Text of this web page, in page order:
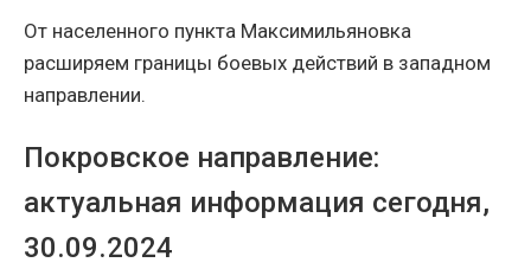
От населенного пункта Максимильяновка
расширяем границы боевых действий в западном
направлении.
Покровское направление:
актуальная информация сегодня,
30.09.2024